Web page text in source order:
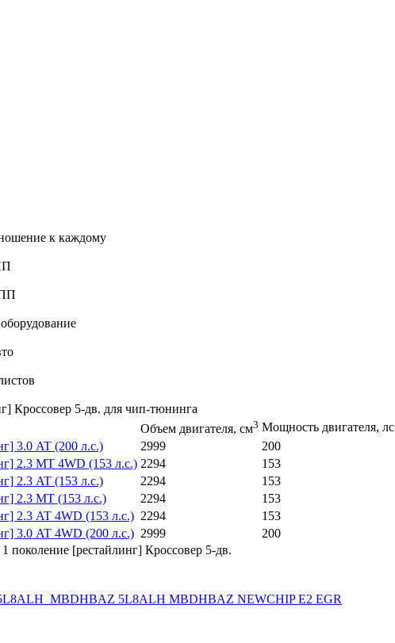
к каждому
Кроссовер 5-дв. для чип-тюнинга
Объем двигателя, см3 Мощность двигателя, лс
3.0 AT (200 л.с.)
2999 200
2.3 MT 4WD (153 л.с.) 2294 153
2.3 AT (153 л.с.)
2294 153
2.3 MT (153 л.с.)
2294 153
2.3 AT 4WD (153 л.с.) 2294 153
3.0 AT 4WD (200 л.с.) 2999 200
поколение [рестайлинг] Кроссовер 5-дв.
5L8ALH MBDHBAZ NEWCHIP E2 EGR